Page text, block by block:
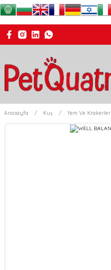
Anasayfa Kuş Yem Ve Krakerler